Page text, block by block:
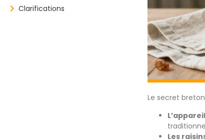
Clarifications
Le secret breton
Les